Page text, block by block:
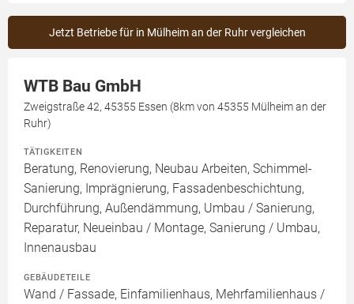
Jetzt Betriebe für in Mülheim an der Ruhr vergleichen
WTB Bau GmbH
Zweigstraße 42, 45355 Essen (8km von 45355 Mülheim an der
Ruhr)
TÄTIGKEITEN
Beratung, Renovierung, Neubau Arbeiten, Schimmel-
Sanierung, Imprägnierung, Fassadenbeschichtung,
Durchführung, Außendämmung, Umbau / Sanierung,
Reparatur, Neueinbau / Montage, Sanierung / Umbau,
Innenausbau
GEBÄUDETEILE
Wand / Fassade, Einfamilienhaus, Mehrfamilienhaus /